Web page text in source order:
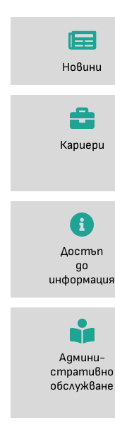
Новини
Кариери
Достъп
до
информация
Админи-
стративно
обслужване